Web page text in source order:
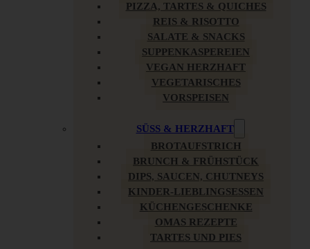
PIZZA, TARTES & QUICHES
REIS & RISOTTO
SALATE & SNACKS
SUPPENKASPEREIEN
VEGAN HERZHAFT
VEGETARISCHES
VORSPEISEN
SÜSS & HERZHAFT
BROTAUFSTRICH
BRUNCH & FRÜHSTÜCK
DIPS, SAUCEN, CHUTNEYS
KINDER-LIEBLINGSESSEN
KÜCHENGESCHENKE
OMAS REZEPTE
TARTES UND PIES